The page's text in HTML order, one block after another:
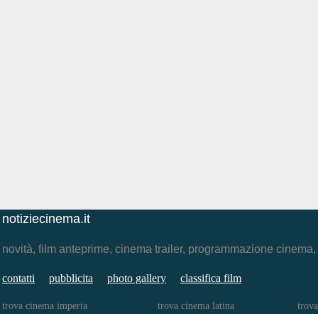
notiziecinema.it
novità, film anteprime, cinema trailer, programmazione
contatti pubblicita photo gallery classifica film
trova cinema imperia trova cinema latina